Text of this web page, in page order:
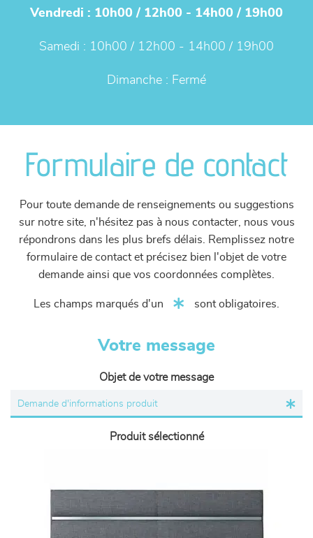
Vendredi : 10h00 / 12h00 - 14h00 / 19h00
Samedi : 10h00 / 12h00 - 14h00 / 19h00
Dimanche : Fermé
Formulaire de contact
Pour toute demande de renseignements ou suggestions
sur notre site, n'hésitez pas à nous contacter, nous vous
répondrons dans les plus brefs délais. Remplissez notre
formulaire de contact et précisez bien l'objet de votre
demande ainsi que vos coordonnées complètes.
Les champs marqués d'un sont obligatoires.
Votre message
Objet de votre message
Produit sélectionné